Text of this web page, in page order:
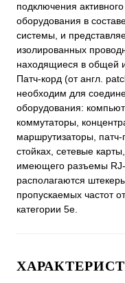
подключения
оборудования в
системы, и
изолированных
находящиеся в общей
Патч-корд (от англ.
необходим для
оборудования:
коммутаторы,
маршрутизаторы,
стойках, сетевые
имеющего разъемы
располагаются
пропускаемых частот
категории 5е.